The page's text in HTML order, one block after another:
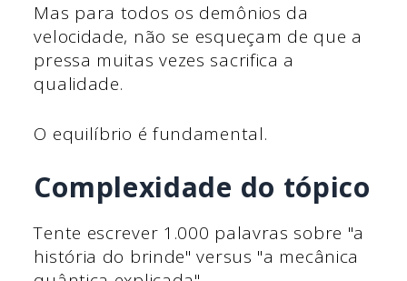
Mas para todos os demônios da
velocidade, não se esqueçam de que a
pressa muitas vezes sacrifica a
qualidade.
O equilíbrio é fundamental.
Complexidade do tópico
Tente escrever 1.000 palavras sobre "a
história do brinde" versus "a mecânica